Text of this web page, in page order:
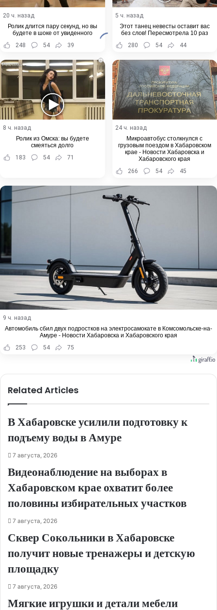
20 ч. назад
Ролик длится пару секунд, но вы
будете в шоке от увиденного
248
54 39
5 ч. назад
Этот танец невесты оставит вас
без слов! Пересмотрела 10 раз
280
54 44
i
8 ч. назад
Ролик из Омска: вы будете
смеяться долго
183
54 71
24 ч. назад
Микроавтобус столкнулся с
грузовым поездом в Хабаровском
крае - Новости Хабаровска и
Хабаровского края
266
54 45
9 ч. назад
Автомобиль сбил двух подростков на электросамокате в Комсомольске-на-
Амуре - Новости Хабаровска и Хабаровского края
253
54 75
Related Articles
В Хабаровске усилили подготовку к
подъему воды в Амуре
7 августа, 2026
Видеонаблюдение на выборах в
Хабаровском крае охватит более
половины избирательных участков
7 августа, 2026
Сквер Сокольники в Хабаровске
получит новые тренажеры и детскую
площадку
7 августа, 2026
Мягкие игрушки и детали мебели